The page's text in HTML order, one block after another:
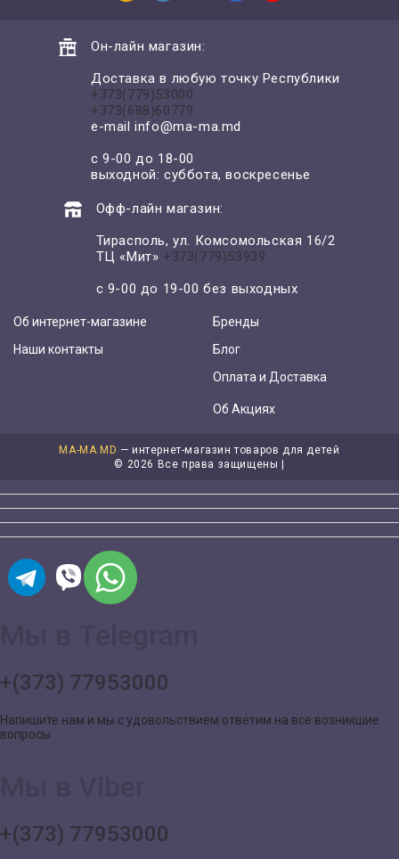
Он-лайн магазин:
Доставка в любую точку Республики
+373(779)53000
+373(688)60779
e-mailinfo@ma-ma.md
с 9-00 до 18-00
выходной: суббота, воскресенье
Офф-лайн магазин:
Тирасполь, ул. Комсомольская 16/2
ТЦ «Мит» +373(779)53939
с 9-00 до 19-00 без выходных
Об интернет-магазине
Наши контакты
Бренды
Блог
Оплата и Доставка
Об Акциях
MA-MA.MD — интернет-магазин товаров для детей
© 2026 Все права защищены |
+(373) 77953000
Напишите нам и мы с удовольствием ответим на все возникшие
вопросы
+(373) 77953000